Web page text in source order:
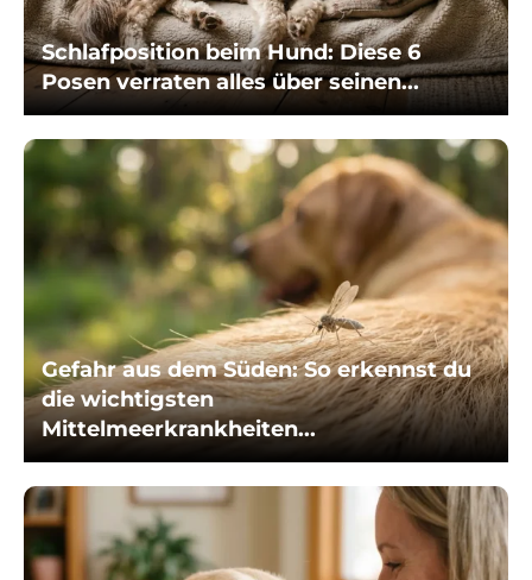
Schlafposition beim Hund: Diese 6
Posen verraten alles über seinen...
Gefahr aus dem Süden: So erkennst du
die wichtigsten
Mittelmeerkrankheiten...